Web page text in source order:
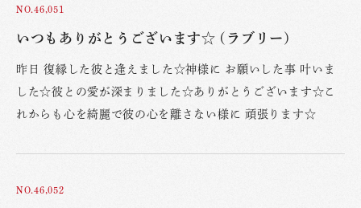
NO.46,051
いつもありがとうございます☆ (ラブリー)
昨日 復縁した彼と逢えました☆神様に お願いした事 叶いま
した☆彼との愛が深まりました☆ありがとうございます☆こ
れからも心を綺麗で彼の心を離さない様に 頑張ります☆
NO.46,052